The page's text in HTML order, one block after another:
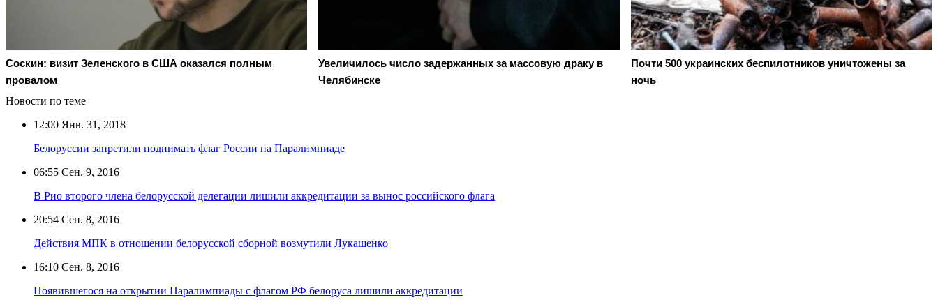
Соскин: визит Зеленского в США оказался полным
провалом
Увеличилось число задержанных за массовую драку в
Челябинске
Почти 500 украинских беспилотников уничтожены за
ночь
Новости по теме
12:00 Янв. 31, 2018
Белоруссии запретили поднимать флаг России на Паралимпиаде
06:55 Сен. 9, 2016
В Рио второго члена белорусской делегации лишили аккредитации за вынос российского флага
20:54 Сен. 8, 2016
Действия МПК в отношении белорусской сборной возмутили Лукашенко
16:10 Сен. 8, 2016
Появившегося на открытии Паралимпиады с флагом РФ белоруса лишили аккредитации